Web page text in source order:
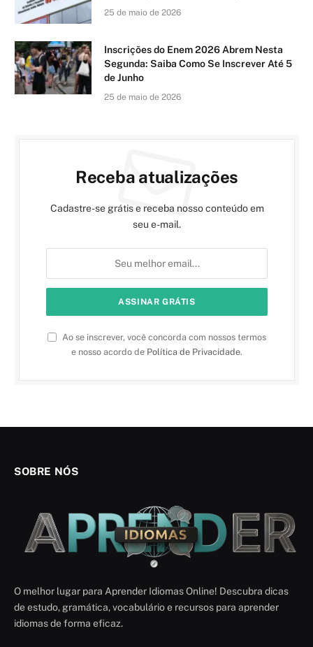
25 de maio de 2026
Inscrições do Enem 2026 Abrem Nesta
Segunda: Saiba Como Se Inscrever Até 5
de Junho
25 de maio de 2026
Receba atualizações
Cadastre-se grátis e receba nosso conteúdo em
seu e-mail.
Ao se inscrever, você concorda com nossos termos
e nosso acordo de Política de Privacidade.
SOBRE NÓS
O melhor lugar para Aprender Idiomas Online! Descubra dicas
de estudo, gramática, vocabulário e recursos para aprender
idiomas de forma eficaz.